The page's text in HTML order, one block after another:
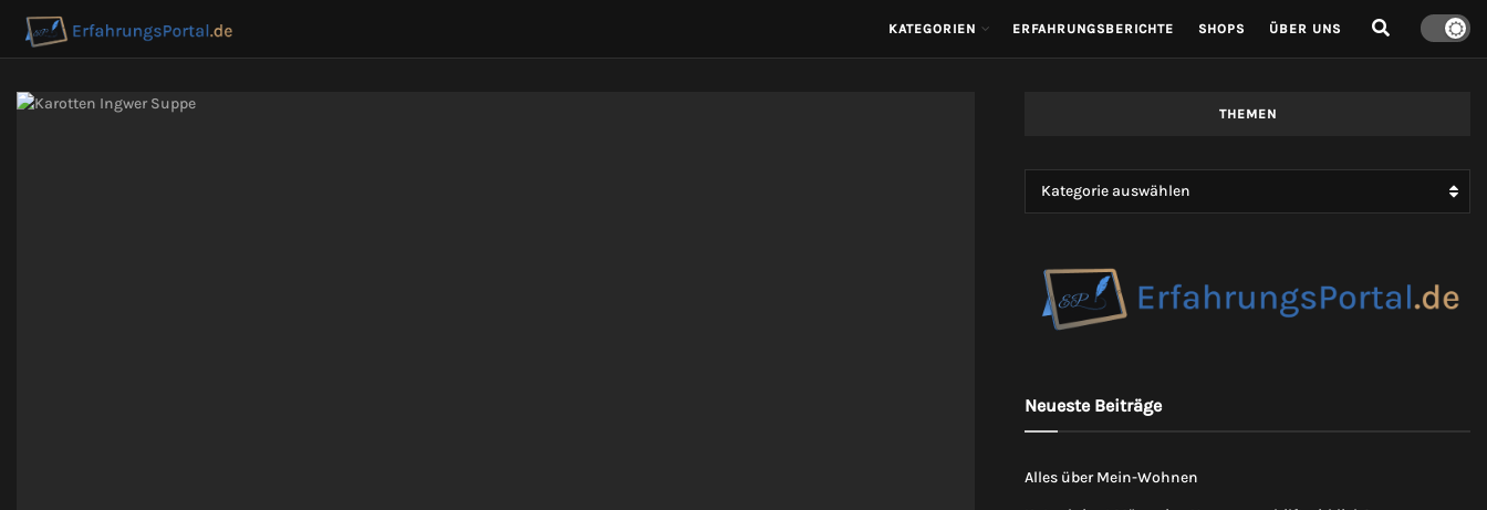
KATEGORIEN ERFAHRUNGSBERICHTE SHOPS ÜBER UNS
THEMEN
Kategorie auswählen
Neueste Beiträge
Alles über Mein-Wohnen